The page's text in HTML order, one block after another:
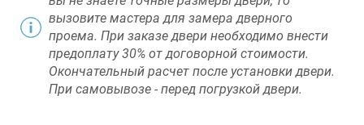
вызовите мастера для замера дверного
проема. При заказе двери необходимо внести
предоплату 30% от договорной стоимости.
Окончательный расчет после установки двери.
При самовывозе - перед погрузкой двери.